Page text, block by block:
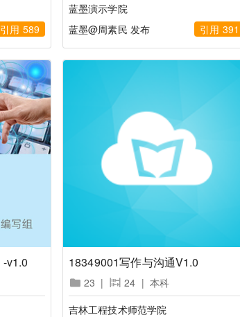
引用 589
蓝墨演示学院
蓝墨@周素民 发布
引用 391
v1.0 18349001写作与沟通V1.0
23 | 24 | 本科
吉林工程技术师范学院